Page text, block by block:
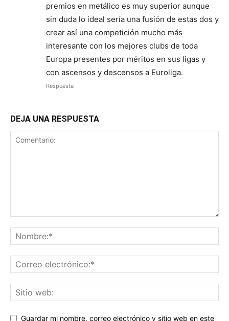
premios en metálico es muy superior aunque
sin duda lo ideal sería una fusión de estas dos y
crear así una competición mucho más
interesante con los mejores clubs de toda
Europa presentes por méritos en sus ligas y
con ascensos y descensos a Euroliga.
Respuesta
DEJA UNA RESPUESTA
Guardar mi nombre, correo electrónico y sitio web en este